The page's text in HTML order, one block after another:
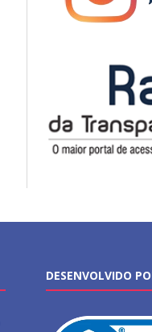
DESENVOLVIDO